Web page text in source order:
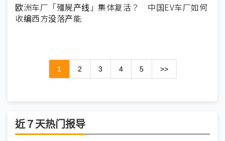
欧洲车厂「殭屍产线」集体复活？ 中国EV车厂如何
收编西方没落产能
1 2 3 4 5 >>
近７天热门报导